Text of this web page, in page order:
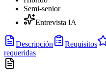
Semi-senior
Entrevista IA
Descripción Requisitos
requeridas